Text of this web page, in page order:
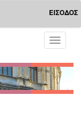
ΕΙΣΟΔΟΣ
Toggle